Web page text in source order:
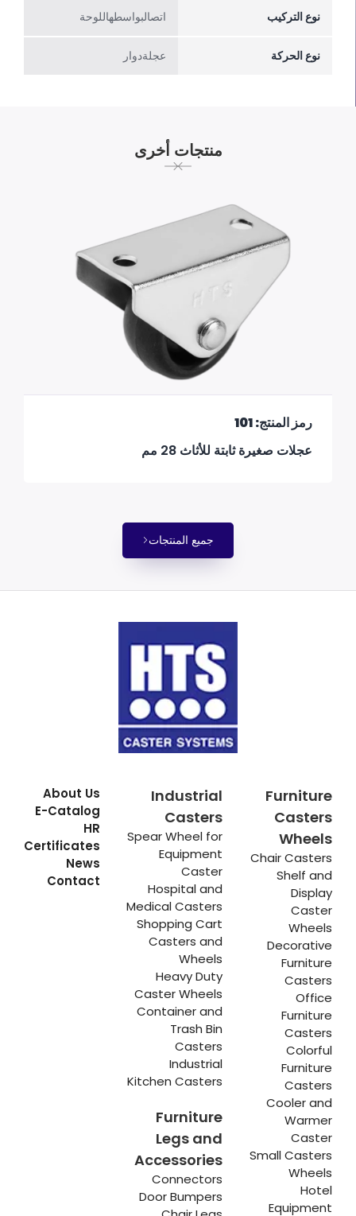
نوع التركيب اتصالبواسطهاللوحة
نوع الحركة عجلةدوار
منتجات أخرى
رمز المنتج: 101
عجلات صغيرة ثابتة للأثاث 28 مم
جميع المنتجات
Furniture
Casters
Wheels
Chair Casters
Shelf and
Display
Caster
Wheels
Decorative
Furniture
Casters
Office
Furniture
Casters
Colorful
Furniture
Casters
Cooler and
Warmer
Caster
Small Casters
Wheels
Hotel
Equipment
Industrial
Casters
Spear Wheel for
Equipment
Caster
Hospital and
Medical Casters
Shopping Cart
Casters and
Wheels
Heavy Duty
Caster Wheels
Container and
Trash Bin
Casters
Industrial
Kitchen Casters
Furniture
Legs and
Accessories
Connectors
Door Bumpers
About Us
E-Catalog
HR
Certificates
News
Contact